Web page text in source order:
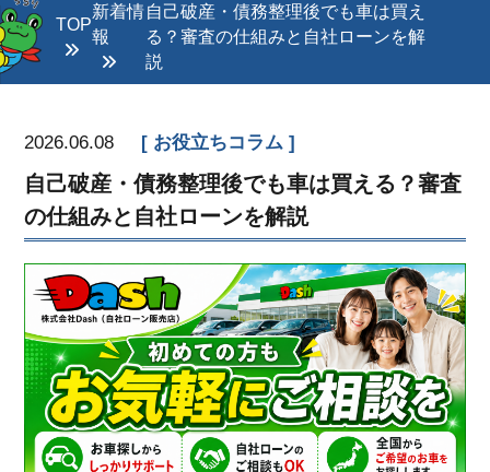
TOP
新着情
報
自己破産・債務整理後でも車は買え
る？審査の仕組みと自社ローンを解
説
2026.06.08 お役立ちコラム
自己破産・債務整理後でも車は買える？審査
の仕組みと自社ローンを解説